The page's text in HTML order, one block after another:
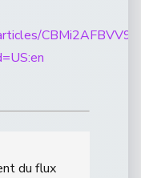
du flux